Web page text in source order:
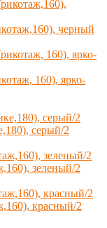
черный
160), ярко-
серый/2
зеленый/2
красный/2